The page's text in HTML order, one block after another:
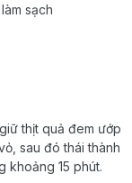
sạch
thịt quả đem ướp
sau đó thái thành
khoảng 15 phút.